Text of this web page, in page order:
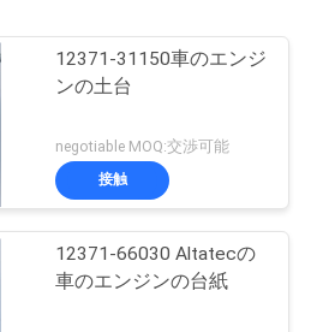
12371-31150車のエンジ
ンの土台
negotiable MOQ:交渉可能
接触
12371-66030 Altatecの
車のエンジンの台紙